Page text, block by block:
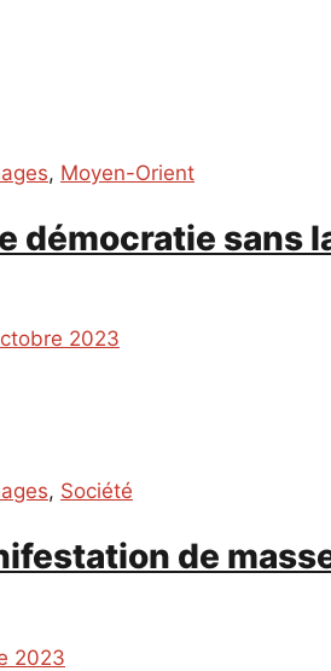
, Moyen-Orient
démocratie sans
2023
, Société
de
2023